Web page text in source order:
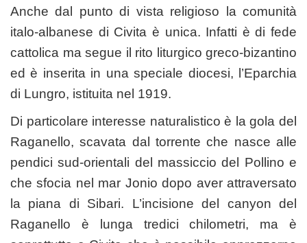
Anche dal punto di vista religioso la comunità
italo-albanese di Civita è unica. Infatti è di fede
cattolica ma segue il rito liturgico greco-bizantino
ed è inserita in una speciale diocesi, l’Eparchia
di Lungro, istituita nel 1919.
Di particolare interesse naturalistico è la gola del
Raganello, scavata dal torrente che nasce alle
pendici sud-orientali del massiccio del Pollino e
che sfocia nel mar Jonio dopo aver attraversato
la piana di Sibari. L’incisione del canyon del
Raganello è lunga tredici chilometri, ma è